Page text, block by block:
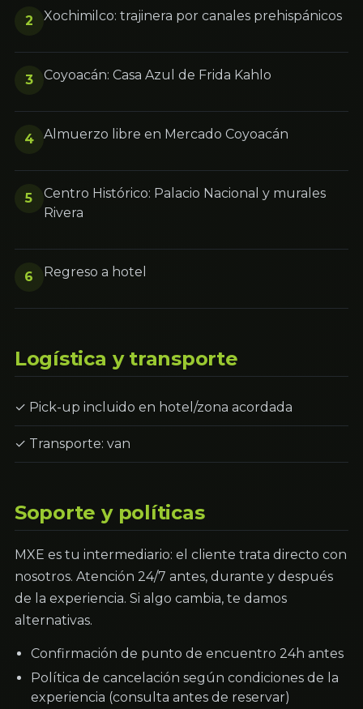
2 Xochimilco: trajinera por canales prehispánicos
3 Coyoacán: Casa Azul de Frida Kahlo
4 Almuerzo libre en Mercado Coyoacán
5
Centro Histórico: Palacio Nacional y murales
Rivera
6 Regreso a hotel
Logística y transporte
✓ Pick-up incluido en hotel/zona acordada
✓ Transporte: van
Soporte y políticas
MXE es tu intermediario: el cliente trata directo con
nosotros. Atención 24/7 antes, durante y después
de la experiencia. Si algo cambia, te damos
alternativas.
Confirmación de punto de encuentro 24h antes
Política de cancelación según condiciones de la
experiencia (consulta antes de reservar)